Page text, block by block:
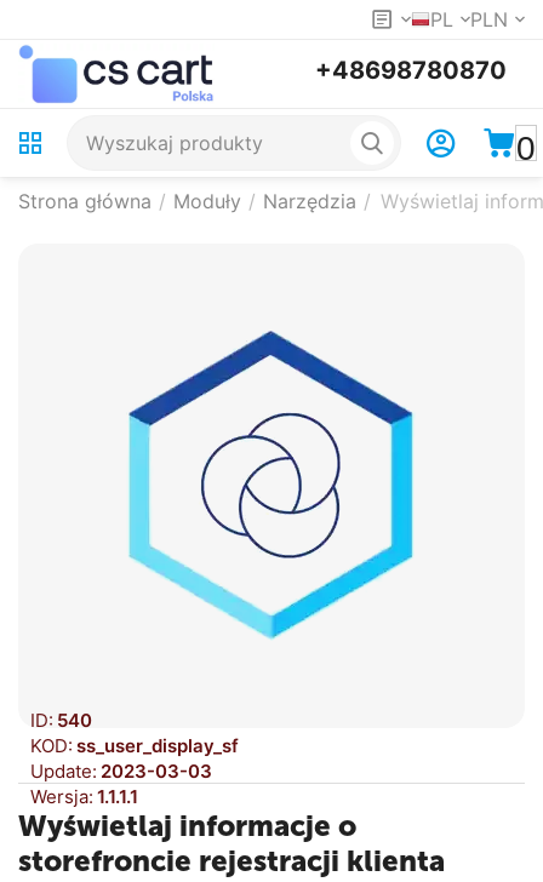
PL PLN
+48698780870
0
Strona główna / Moduły / Narzędzia / Wyświetlaj
ID: 540
KOD: ss_user_display_sf
Update: 2023-03-03
Wersja: 1.1.1.1
Wyświetlaj informacje o
storefroncie rejestracji klienta